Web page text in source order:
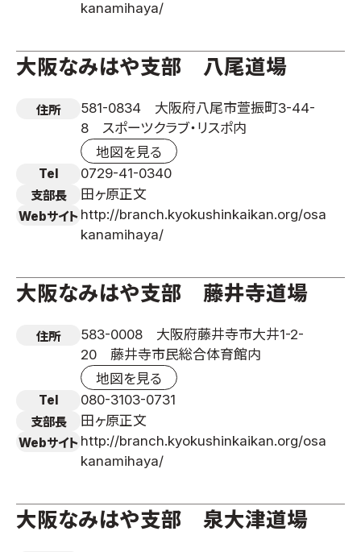
kanamihaya/
大阪なみはや支部 八尾道場
住所
581-0834 大阪府八尾市萱振町3-44-
8 スポーツクラブ・リスポ内
地図を見る
Tel 0729-41-0340
支部長 田ヶ原正文
Webサイト http://branch.kyokushinkaikan.org/osa
kanamihaya/
大阪なみはや支部 藤井寺道場
住所
583-0008 大阪府藤井寺市大井1-2-
20 藤井寺市民総合体育館内
地図を見る
Tel 080-3103-0731
支部長 田ヶ原正文
Webサイト http://branch.kyokushinkaikan.org/osa
kanamihaya/
大阪なみはや支部 泉大津道場